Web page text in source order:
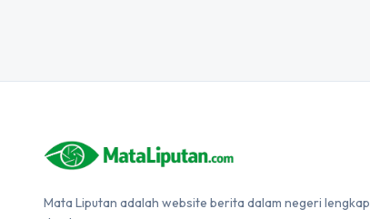
Mata Liputan adalah website berita dalam negeri lengkap